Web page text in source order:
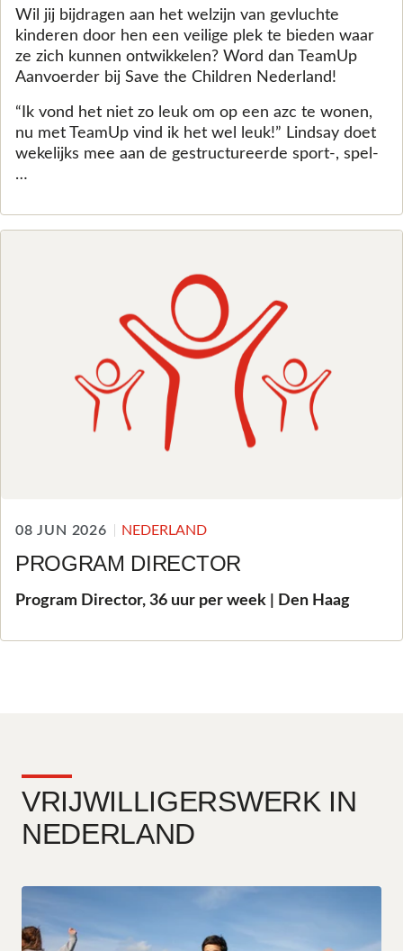
Wil jij bijdragen aan het welzijn van gevluchte
kinderen door hen een veilige plek te bieden waar
ze zich kunnen ontwikkelen? Word dan TeamUp
Aanvoerder bij Save the Children Nederland!
“Ik vond het niet zo leuk om op een azc te wonen,
nu met TeamUp vind ik het wel leuk!” Lindsay doet
wekelijks mee aan de gestructureerde sport-, spel-
…
08 JUN 2026 NEDERLAND
PROGRAM DIRECTOR
Program Director, 36 uur per week | Den Haag
VRIJWILLIGERSWERK IN
NEDERLAND